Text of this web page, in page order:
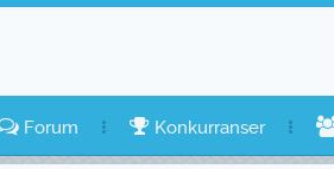
Forum Konkurranser